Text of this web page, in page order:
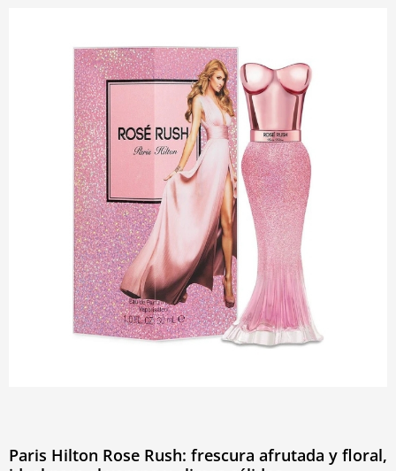
Paris Hilton Rose Rush: frescura afrutada y floral,